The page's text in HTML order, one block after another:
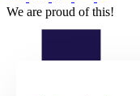
We are proud of this!